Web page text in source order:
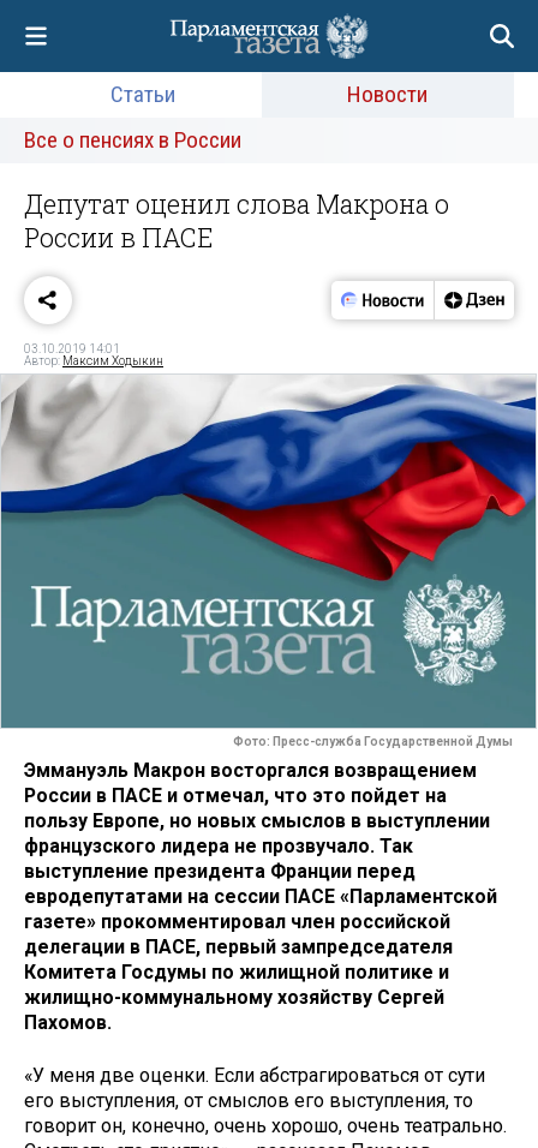
Статьи
Новости
Все о пенсиях в России
Депутат оценил слова Макрона о
России в ПАСЕ
03.10.2019 14:01
Автор: Максим Ходыкин
Фото: Пресс-служба Государственной Думы
Эммануэль Макрон восторгался возвращением
России в ПАСЕ и отмечал, что это пойдет на
пользу Европе, но новых смыслов в выступлении
французского лидера не прозвучало. Так
выступление президента Франции перед
евродепутатами на сессии ПАСЕ «Парламентской
газете» прокомментировал член российской
делегации в ПАСЕ, первый зампредседателя
Комитета Госдумы по жилищной политике и
жилищно-коммунальному хозяйству Сергей
Пахомов.
«У меня две оценки. Если абстрагироваться от сути
его выступления, от смыслов его выступления, то
говорит он, конечно, очень хорошо, очень театрально.